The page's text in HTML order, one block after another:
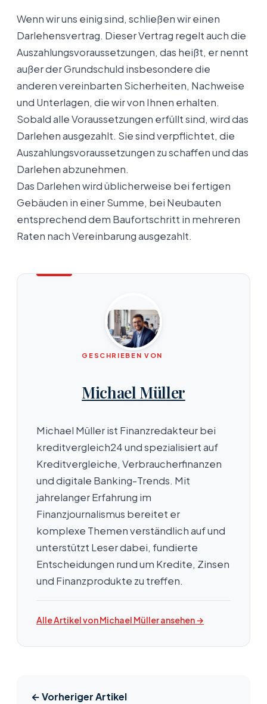
Wenn wir uns einig sind, schließen wir einen
Darlehensvertrag. Dieser Vertrag regelt auch die
Auszahlungsvoraussetzungen, das heißt, er nennt
außer der Grundschuld insbesondere die
anderen vereinbarten Sicherheiten, Nachweise
und Unterlagen, die wir von Ihnen erhalten.
Sobald alle Voraussetzungen erfüllt sind, wird das
Darlehen ausgezahlt. Sie sind verpflichtet, die
Auszahlungsvoraussetzungen zu schaffen und das
Darlehen abzunehmen.
Das Darlehen wird üblicherweise bei fertigen
Gebäuden in einer Summe, bei Neubauten
entsprechend dem Baufortschritt in mehreren
Raten nach Vereinbarung ausgezahlt.
GESCHRIEBEN VON
Michael Müller
Michael Müller ist Finanzredakteur bei
kreditvergleich24 und spezialisiert auf
Kreditvergleiche, Verbraucherfinanzen
und digitale Banking-Trends. Mit
jahrelanger Erfahrung im
Finanzjournalismus bereitet er
komplexe Themen verständlich auf und
unterstützt Leser dabei, fundierte
Entscheidungen rund um Kredite, Zinsen
und Finanzprodukte zu treffen.
Alle Artikel von Michael Müller ansehen →
← Vorheriger Artikel